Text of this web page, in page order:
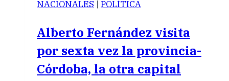
NACIONALES | POLÍTICA
Alberto Fernández visita
por sexta vez la provincia-
Córdoba, la otra capital